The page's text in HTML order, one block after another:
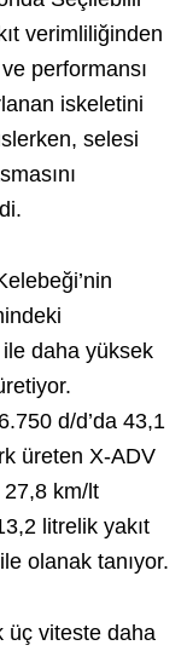
verimliliğinden
performansı
iskeletini
selesi
daha yüksek
d/d’da 43,1
üreten X-ADV
27,8 km/lt
litrelik yakıt
olanak tanıyor.
üç viteste daha